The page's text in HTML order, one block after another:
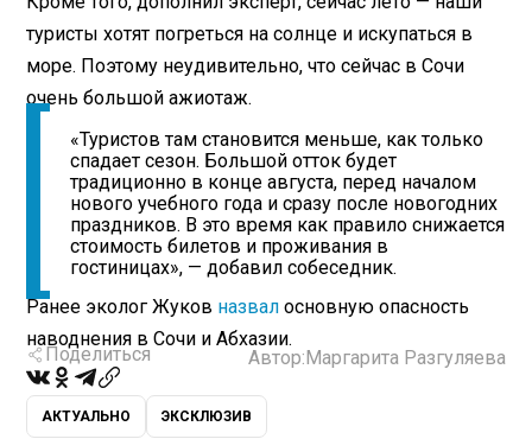
туристы хотят погреться на солнце и искупаться в
море. Поэтому неудивительно, что сейчас в Сочи
очень большой ажиотаж.
«Туристов там становится меньше, как только
спадает сезон. Большой отток будет
традиционно в конце августа, перед началом
нового учебного года и сразу после новогодних
праздников. В это время как правило снижается
стоимость билетов и проживания в
гостиницах», — добавил собеседник.
Ранее эколог Жуков назвал основную опасность
наводнения в Сочи и Абхазии.
Поделиться Автор: Маргарита Разгуляева
АКТУАЛЬНО ЭКСКЛЮЗИВ